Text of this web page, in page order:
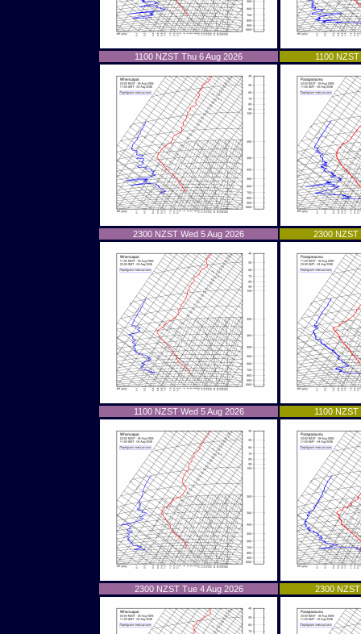
1100 NZST Thu 6 Aug 2026 1100
2300 NZST Wed 5 Aug 2026 2300 NZST
1100 NZST Wed 5 Aug 2026 1100 NZST
2300 NZST Tue 4 Aug 2026 2300